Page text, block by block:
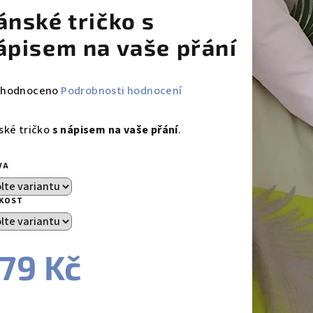
tričko s
na vaše přání
Podrobnosti hodnocení
tričkos nápisem na vaše přání.
Kč